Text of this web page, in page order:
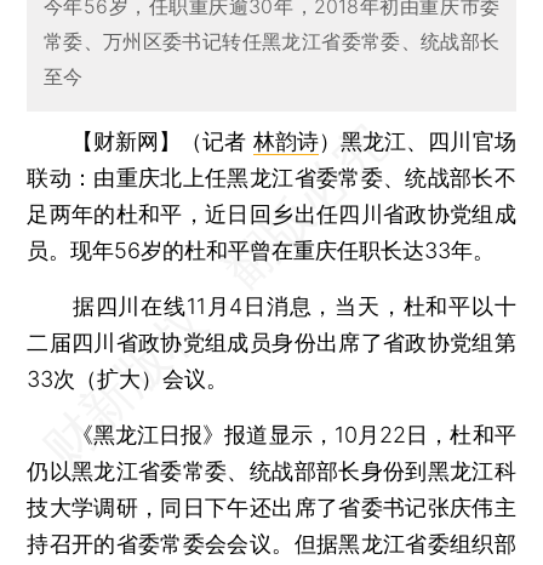
今年56岁，任职重庆逾30年，2018年初由重庆市委
常委、万州区委书记转任黑龙江省委常委、统战部长
至今
【财新网】（记者 林韵诗） 黑龙江、四川官场
联动：由重庆北上任黑龙江省委常委、统战部长不
足两年的杜和平，近日回乡出任四川省政协党组成
员。现年56岁的杜和平曾在重庆任职长达33年。
据四川在线11月4日消息，当天，杜和平以十
二届四川省政协党组成员身份出席了省政协党组第
33次（扩大）会议。
《黑龙江日报》报道显示，10月22日，杜和平
仍以黑龙江省委常委、统战部部长身份到黑龙江科
技大学调研，同日下午还出席了省委书记张庆伟主
持召开的省委常委会会议。但据黑龙江省委组织部